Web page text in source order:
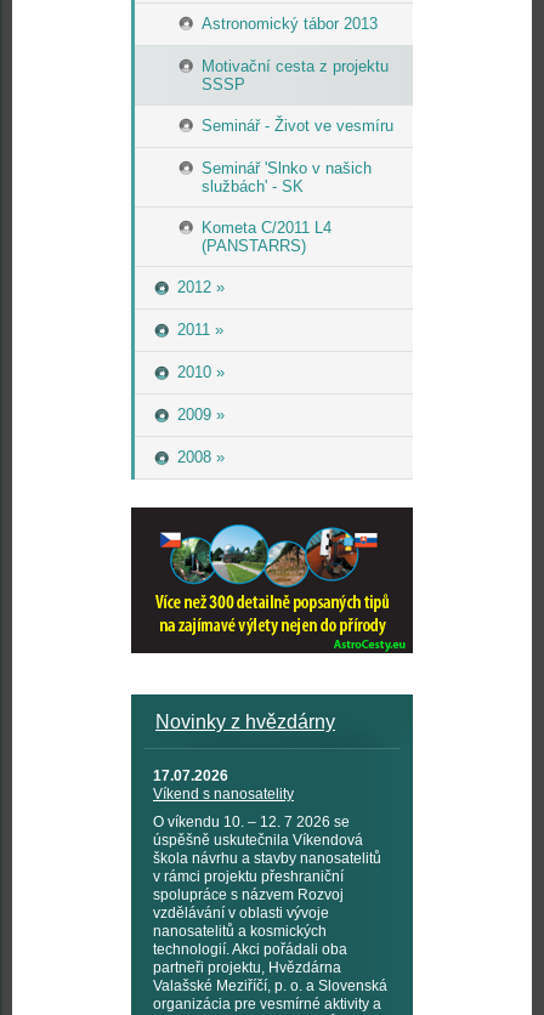
Astronomický tábor 2013
Motivační cesta z projektu
SSSP
Seminář - Život ve vesmíru
Seminář 'Slnko v našich
službách' - SK
Kometa C/2011 L4
(PANSTARRS)
2012 »
2011 »
2010 »
2009 »
2008 »
Novinky z hvězdárny
17.07.2026
Víkend s nanosatelity
O víkendu 10. – 12. 7 2026 se
úspěšně uskutečnila Víkendová
škola návrhu a stavby nanosatelitů
v rámci projektu přeshraniční
spolupráce s názvem Rozvoj
vzdělávání v oblasti vývoje
nanosatelitů a kosmických
technologií. Akci pořádali oba
partneři projektu, Hvězdárna
Valašské Meziříčí, p. o. a Slovenská
organizácia pre vesmírné aktivity a